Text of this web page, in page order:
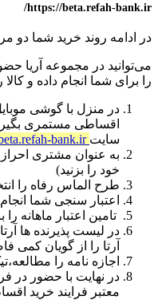
https://beta.refah-bank.ir/
در ادامه روند خرید شما دو
می‌توانید در مجموعه آریا
را برای شما انجام داده و کالا
در منزل با گوشی
اقساطی مستمری
سایت https://beta.refah-bank.ir/
به عنوان مشتری
خود را بزنید)
طرح الماس رفاه را
اعتبار سنجی شما
تامین اعتبار ماهانه
در لیست پذیرنده ها
آرتا را از گویان کمی
اجازه نامه را
در نهایت با حضور در
معتبر فرایند خرید